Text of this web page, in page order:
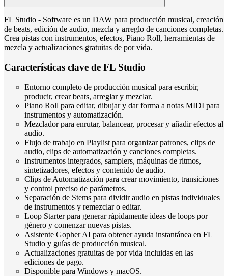
FL Studio - Software es un DAW para producción musical, creación
de beats, edición de audio, mezcla y arreglo de canciones completas.
Crea pistas con instrumentos, efectos, Piano Roll, herramientas de
mezcla y actualizaciones gratuitas de por vida.
Características clave de FL Studio
Entorno completo de producción musical para escribir,
producir, crear beats, arreglar y mezclar.
Piano Roll para editar, dibujar y dar forma a notas MIDI para
instrumentos y automatización.
Mezclador para enrutar, balancear, procesar y añadir efectos al
audio.
Flujo de trabajo en Playlist para organizar patrones, clips de
audio, clips de automatización y canciones completas.
Instrumentos integrados, samplers, máquinas de ritmos,
sintetizadores, efectos y contenido de audio.
Clips de Automatización para crear movimiento, transiciones
y control preciso de parámetros.
Separación de Stems para dividir audio en pistas individuales
de instrumentos y remezclar o editar.
Loop Starter para generar rápidamente ideas de loops por
género y comenzar nuevas pistas.
Asistente Gopher AI para obtener ayuda instantánea en FL
Studio y guías de producción musical.
Actualizaciones gratuitas de por vida incluidas en las
ediciones de pago.
Disponible para Windows y macOS.